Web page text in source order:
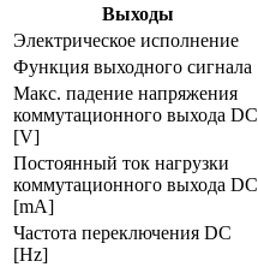
Выходы
Электрическое исполнение
Функция выходного сигнала
Макс. падение напряжения
коммутационного выхода DC
[V]
Постоянный ток нагрузки
коммутационного выхода DC
[mA]
Частота переключения DC
[Hz]